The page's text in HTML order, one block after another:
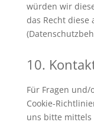
würden wir
das Recht diese
10.
Für Fragen
Cookie-
uns bitte mittels